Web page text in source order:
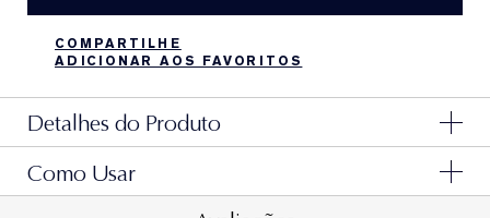
COMPARTILHE
ADICIONAR AOS FAVORITOS
Detalhes do Produto
Um aplicador prático e reutilizável que dispensa a
quantidade perfeita da sua base líquida Double Wear,
Como Usar